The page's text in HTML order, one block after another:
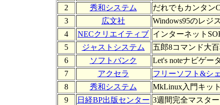
2
秀和システム
だれでもカンタン
3
広文社
Windows95のレジ
4
NECクリエイティブ インターネット
5
ジャストシステム
五郎8コマンド大
6
ソフトバンク
Let's noteナビゲー
7
アクセラ
フリーソフト&シ
8
秀和システム
MkLinux入門キッ
9
日経BP出版センター 3週間完全マスター